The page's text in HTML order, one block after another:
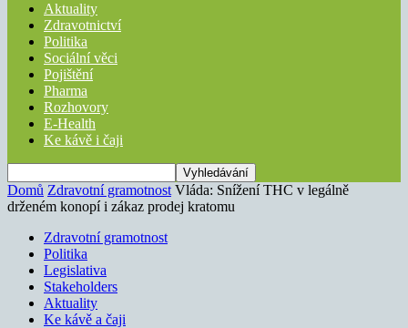
Aktuality
Zdravotnictví
Politika
Sociální věci
Pojištění
Pharma
Rozhovory
E-Health
Ke kávě i čaji
Domů Zdravotní gramotnost Vláda: Snížení THC v legálně
drženém konopí i zákaz prodej kratomu
Zdravotní gramotnost
Politika
Legislativa
Stakeholders
Aktuality
Ke kávě a čaji